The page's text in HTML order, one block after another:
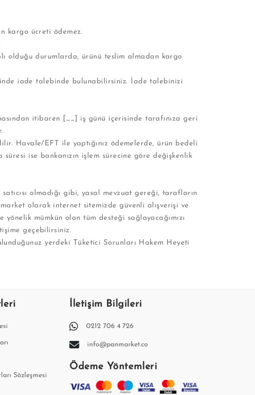
kargo ücreti ödemez.
olduğu durumlarda, ürünü teslim almadan kargo
iade talebinde bulunabilirsiniz. İade talebinizi
itibaren [__] iş günü içerisinde tarafınıza geri
Havale/EFT ile yaptığınız ödemelerde, ürün bedeli
ise bankanızın işlem sürecine göre değişkenlik
olmadığı gibi, yasal mevzuat gereği, tarafların
olarak internet sitemizde güvenli alışverişi ve
mümkün olan tüm desteği sağlayacağımızı
geçebilirsiniz.
yerdeki Tüketici Sorunları Hakem Heyeti
Sözleşmesi
İletişim Bilgileri
0212 706 4 726
info@panmarket.co
Ödeme Yöntemleri